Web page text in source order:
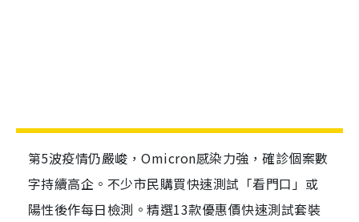
第5波疫情仍嚴峻，Omicron感染力強，確診個案數
字持續高企。不少市民購買快速測試「看門口」或
陽性後作每日檢測。精選13款優惠價快速測試套裝